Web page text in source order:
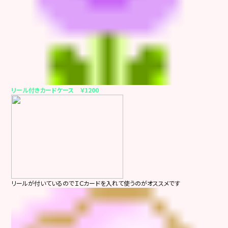
リール付きカードケース ￥1200
リールが付いているのでＩＣカードを入れて使うのがオススメです